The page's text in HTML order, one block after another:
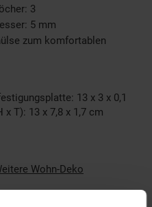
3
5 mm
zum komfortablen
13 x 3 x 0,1
T): 13 x 7,8 x 1,7 cm
Wohn-Deko